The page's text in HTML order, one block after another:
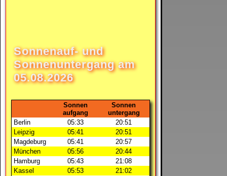
Sonnenauf- und
Sonnenuntergang am
05.08.2026
Sonnen
aufgang
Sonnen
untergang
Berlin
05:33
20:51
Leipzig
05:41
20:51
Magdeburg
05:41
20:57
München
05:56
20:44
Hamburg
05:43
21:08
Kassel
05:53
21:02